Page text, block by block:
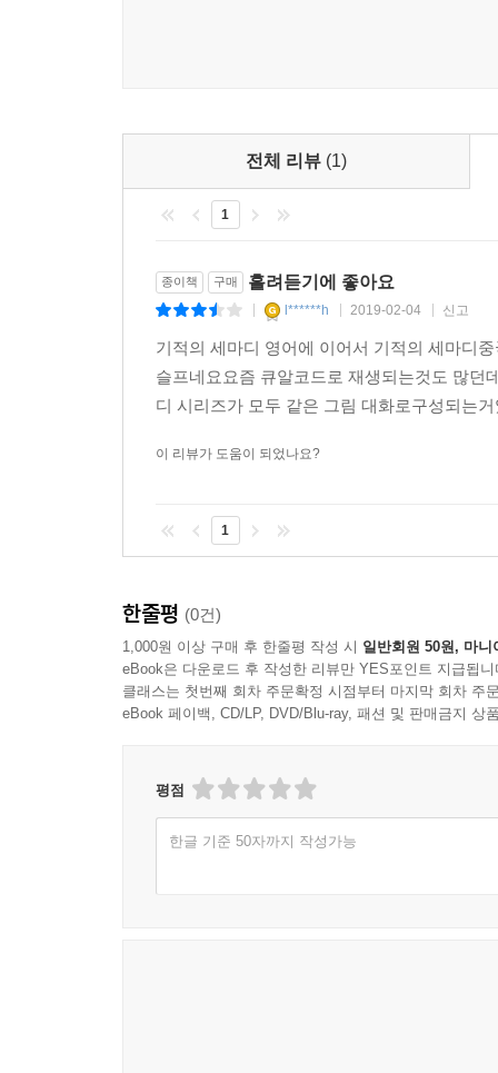
전체 리뷰 (1)
1
종이책 구매 흘려듣기에 좋아요
l******h 2019-02-04 신고
기적의 세마디 영어에 이어서 기적의 세마디
슬프네요요즘 큐알코드로 재생되는것도 많던
디 시리즈가 모두 같은 그림 대화로구성되는
이 리뷰가 도움이 되었나요?
1
한줄평 (0건)
1,000원 이상 구매 후 한줄평 작성 시 일반회원 50원, 마니
eBook은 다운로드 후 작성한 리뷰만 YES포인트 지급됩니
클래스는 첫번째 회차 주문확정 시점부터 마지막 회차 주
eBook 페이백, CD/LP, DVD/Blu-ray, 패션 및 판매금지 상
평점
한글 기준 50자까지 작성가능